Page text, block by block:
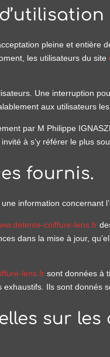
pleine et entière
les utilisateurs du site
Une interruption
aux utilisateurs
par M Philippe
à s’y référer le plus
fournis.
information concernant
coiffure-lens.fr
dans la mise à jour,
lens.fr sont données à
exhaustifs. Ils sont donnés
sur les